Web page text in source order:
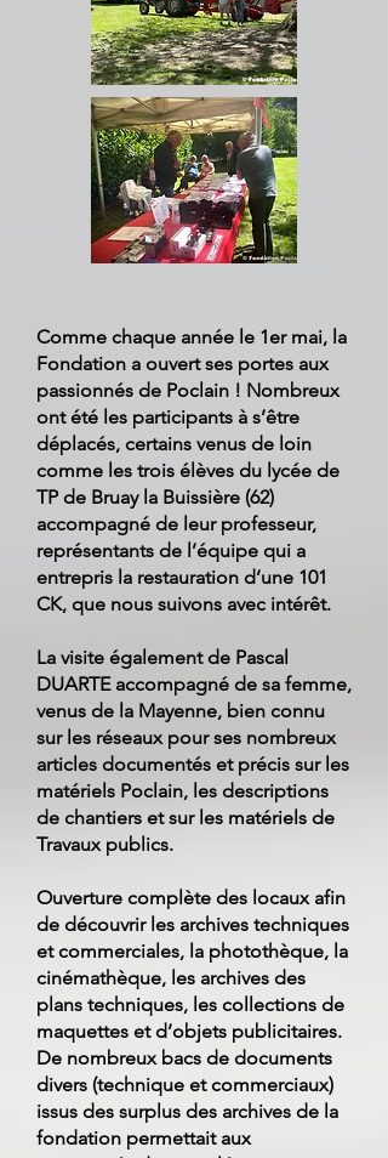
Comme chaque année le 1er mai, la
Fondation a ouvert ses portes aux
passionnés de Poclain ! Nombreux
ont été les participants à s’être
déplacés, certains venus de loin
comme les trois élèves du lycée de
TP de Bruay la Buissière (62)
accompagné de leur professeur,
représentants de l’équipe qui a
entrepris la restauration d’une 101
CK, que nous suivons avec intérêt.
La visite également de Pascal
DUARTE accompagné de sa femme,
venus de la Mayenne, bien connu
sur les réseaux pour ses nombreux
articles documentés et précis sur les
matériels Poclain, les descriptions
de chantiers et sur les matériels de
Travaux publics.
Ouverture complète des locaux afin
de découvrir les archives techniques
et commerciales, la photothèque, la
cinémathèque, les archives des
plans techniques, les collections de
maquettes et d’objets publicitaires.
De nombreux bacs de documents
divers (technique et commerciaux)
issus des surplus des archives de la
fondation permettait aux